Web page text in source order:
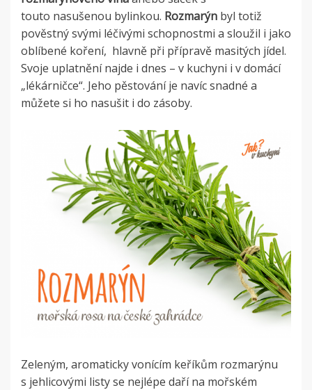
touto nasušenou bylinkou. Rozmarýn byl totiž
pověstný svými léčivými schopnostmi a sloužil i jako
oblíbené koření, hlavně při přípravě masitých jídel.
Svoje uplatnění najde i dnes – v kuchyni i v domácí
„lékárničce“. Jeho pěstování je navíc snadné a
můžete si ho nasušit i do zásoby.
Zeleným, aromaticky vonícím keříkům rozmarýnu
s jehlicovými listy se nejlépe daří na mořském